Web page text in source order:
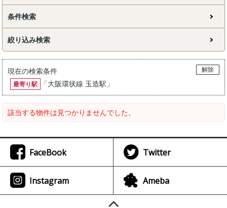
条件検索
絞り込み検索
現在の検索条件
解除
最寄り駅
「大阪環状線 玉造駅 」
該当する物件は見つかりませんでした。
FaceBook Twitter
Instagram Ameba